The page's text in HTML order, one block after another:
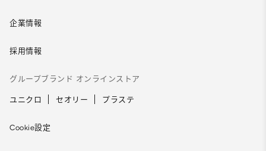
企業情報
採用情報
グループブランド オンラインストア
ユニクロ セオリー プラステ
Cookie設定